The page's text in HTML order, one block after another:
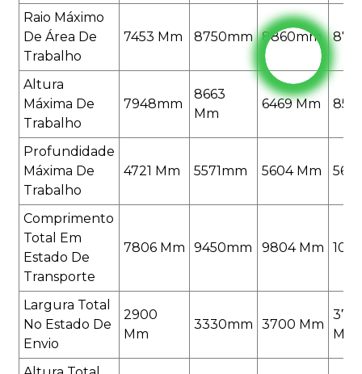
Raio Máximo
De Área De
Trabalho
7453 Mm 8750mm 8860mm
Altura
Máxima De
Trabalho
7948mm
8663
Mm
6469 Mm
Profundidade
Máxima De
Trabalho
4721 Mm 5571mm 5604 Mm
Comprimento
Total Em
Estado De
Transporte
7806 Mm 9450mm 9804 Mm
Largura Total
No Estado De
Envio
2900
Mm
3330mm 3700 Mm
Mm